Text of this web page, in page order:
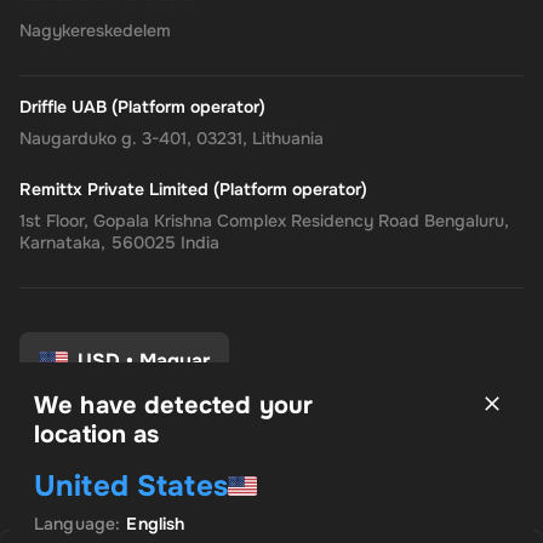
Nagykereskedelem
Driffle UAB (Platform operator)
Naugarduko g. 3-401, 03231, Lithuania
Remittx Private Limited (Platform operator)
1st Floor, Gopala Krishna Complex Residency Road Bengaluru,
Karnataka, 560025 India
USD • Magyar
Adatvédelmi irányelvek
Pénzvisszatérítési eljárás
Hozzájárulási beállítások
We have detected your
location as
United States
Language: English